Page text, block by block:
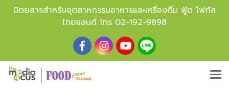
นิตยสารสำหรับอุตสาหกรรมอาหารและเครื่องดื่ม ฟู้ด โฟกัส
ไทยแลนด์ โทร 02-192-9898